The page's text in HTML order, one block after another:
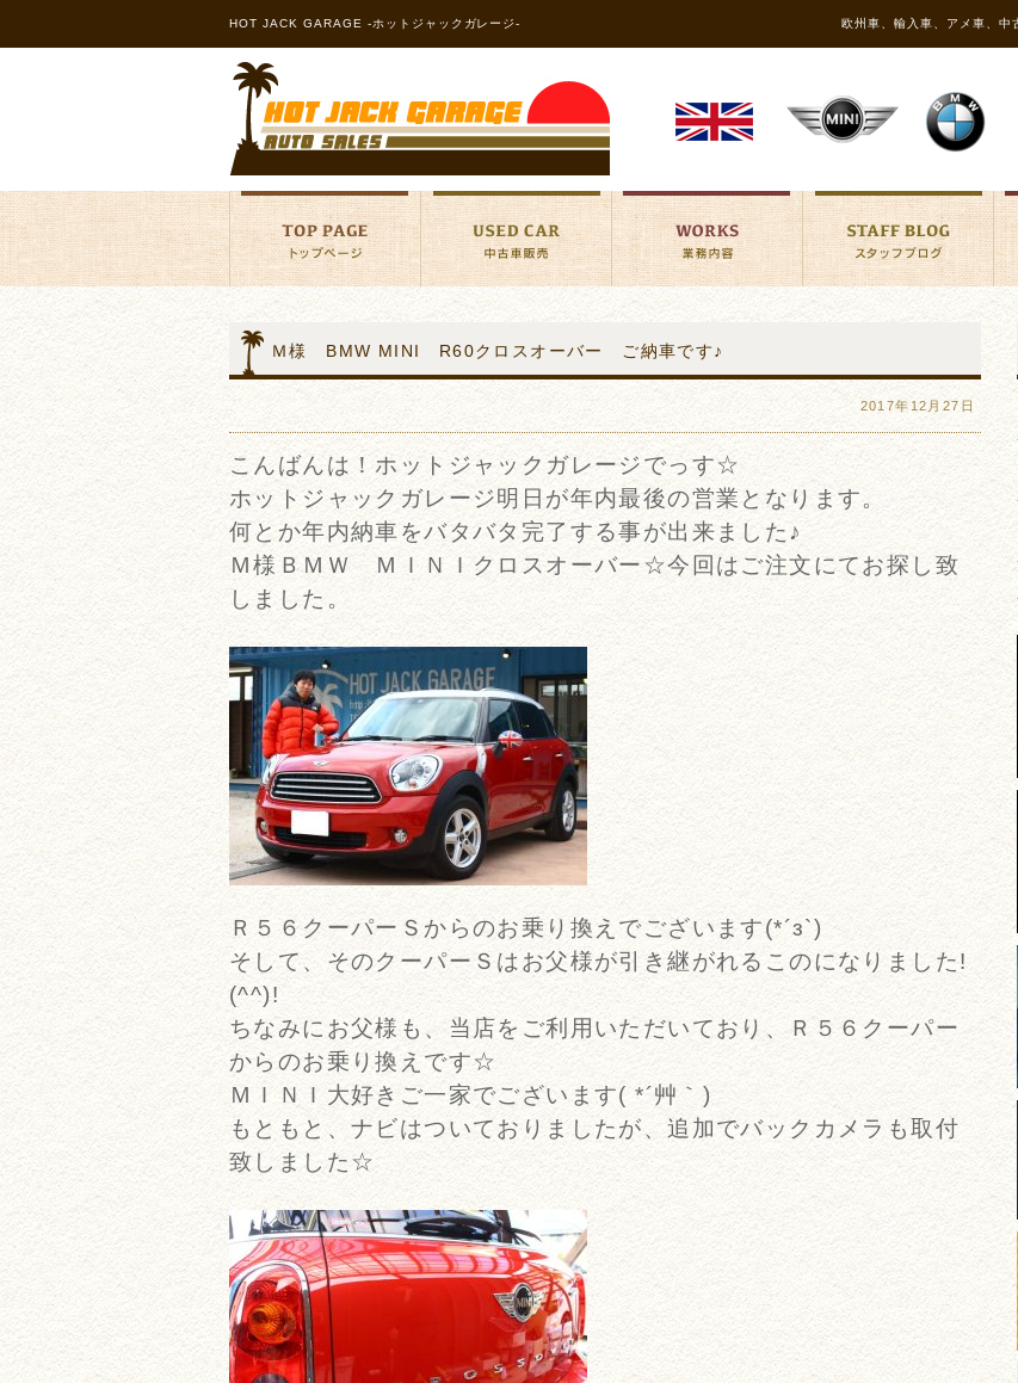
HOT JACK GARAGE -ホットジャックガレージ- 欧州車、輸入車、アメ車、中
Ｍ様 BMW MINI R60クロスオーバー ご納車です♪
2017年12月27日
こんばんは！ホットジャックガレージでっす☆
ホットジャックガレージ明日が年内最後の営業となります。
何とか年内納車をバタバタ完了する事が出来ました♪
Ｍ様ＢＭＷ ＭＩＮＩクロスオーバー☆今回はご注文にてお探し致
しました。
Ｒ５６クーパーＳからのお乗り換えでございます(*´з`)
そして、そのクーパーＳはお父様が引き継がれるこのになりました!
(^^)!
ちなみにお父様も、当店をご利用いただいており、Ｒ５６クーパー
からのお乗り換えです☆
ＭＩＮＩ大好きご一家でございます( *´艸｀)
もともと、ナビはついておりましたが、追加でバックカメラも取付
致しました☆